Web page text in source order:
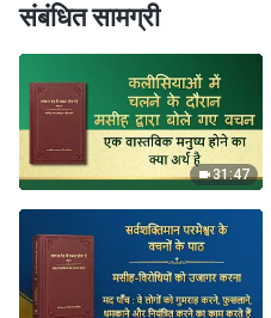
संबंधित सामग्री
31:47